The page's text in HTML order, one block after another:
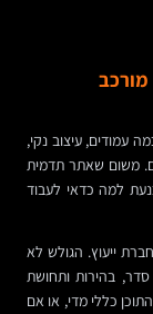
עמודים, עיצוב נקי,
משום שאתר תדמית
למה כדאי לעבוד
ייעוץ. הגולש לא
בהירות ותחושת
כללי מדי, או אם